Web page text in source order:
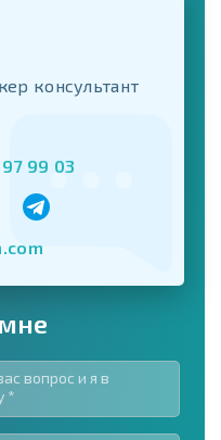
консультант
99 03